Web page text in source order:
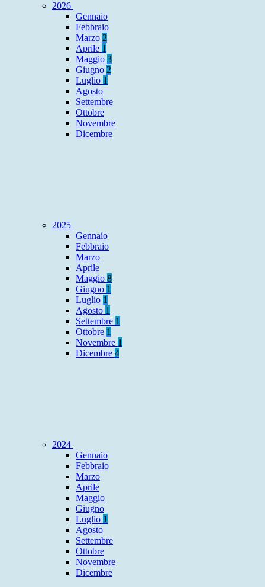
2026
Gennaio
Febbraio
Marzo 2
Aprile 1
Maggio 3
Giugno 2
Luglio 1
Agosto
Settembre
Ottobre
Novembre
Dicembre
2025
Gennaio
Febbraio
Marzo
Aprile
Maggio 8
Giugno 1
Luglio 1
Agosto 1
Settembre 1
Ottobre 1
Novembre 1
Dicembre 4
2024
Gennaio
Febbraio
Marzo
Aprile
Maggio
Giugno
Luglio 1
Agosto
Settembre
Ottobre
Novembre
Dicembre